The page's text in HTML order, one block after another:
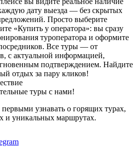
дату выезда — без скрытых
Просто выберите
«Купить у оператора»: вы сразу
туроператора и оформите
Все туры — от
с актуальной информацией,
подтверждением. Найдите
отдых за пару кликов!
туры с нами!
узнавать о горящих турах,
и уникальных маршрутах.